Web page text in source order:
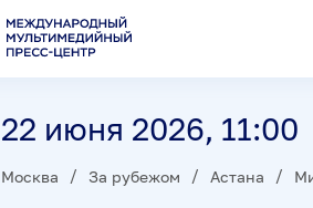
22 июня 2026, 11:00
Москва За рубежом Астана